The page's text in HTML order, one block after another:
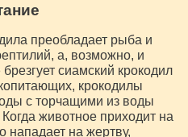
преобладает рыба и
а, возможно, и
сиамский крокодил
крокодилы
с торчащими из воды
животное приходит на
нападает на жертву,